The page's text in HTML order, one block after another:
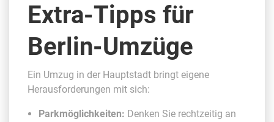
Extra-Tipps für
Berlin-Umzüge
Ein Umzug in der Hauptstadt bringt eigene
Herausforderungen mit sich:
Parkmöglichkeiten: Denken Sie rechtzeitig an